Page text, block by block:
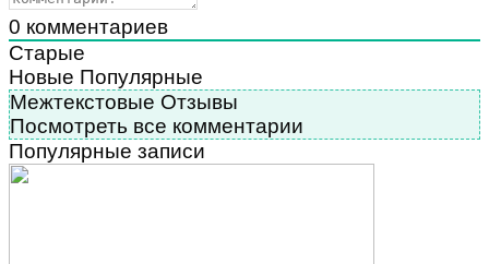
0 комментариев
Старые
Новые Популярные
Межтекстовые Отзывы
Посмотреть все комментарии
Популярные записи